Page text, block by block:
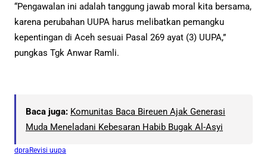
“Pengawalan ini adalah tanggung jawab moral kita bersama,
karena perubahan UUPA harus melibatkan pemangku
kepentingan di Aceh sesuai Pasal 269 ayat (3) UUPA,”
pungkas Tgk Anwar Ramli.
Baca juga: Komunitas Baca Bireuen Ajak Generasi
Muda Meneladani Kebesaran Habib Bugak Al-Asyi
dpraRevisi uupa